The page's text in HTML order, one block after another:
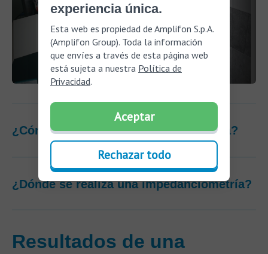
¿Cómo se hace una impedanciometría?
¿Dónde se realiza una impedanciometría?
Resultados de una
experiencia única.
Esta web es propiedad de Amplifon S.p.A.
(Amplifon Group). Toda la información
que envíes a través de esta página web
está sujeta a nuestra Política de
Privacidad.
Aceptar
Rechazar todo